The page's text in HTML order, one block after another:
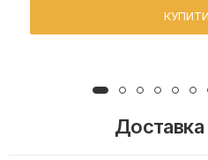
КУПИТИ
Доставка